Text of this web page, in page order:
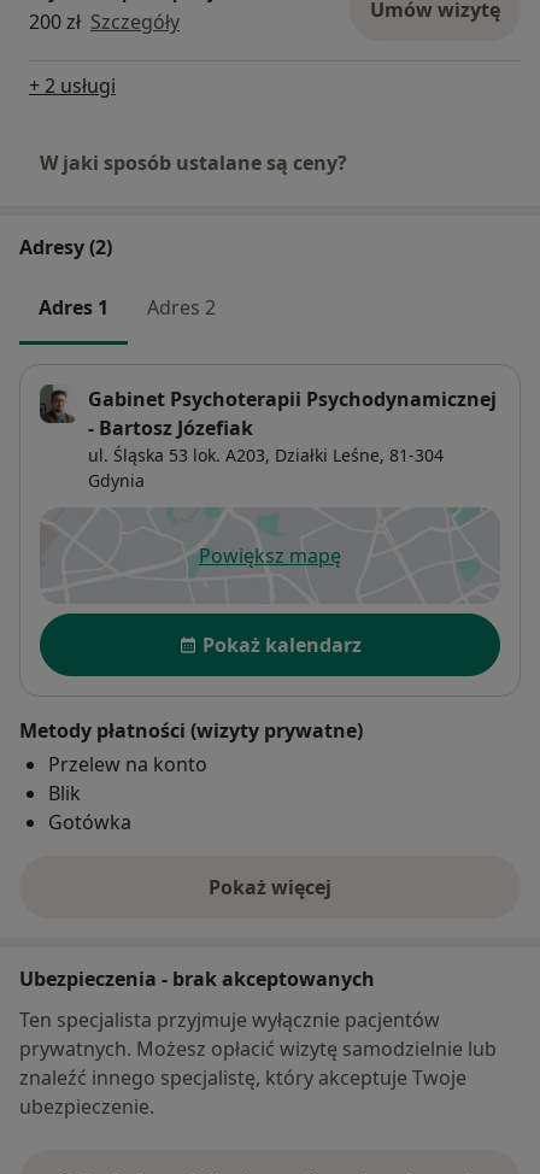
200 zł Szczegóły Umów wizytę
+ 2 usługi
W jaki sposób ustalane są ceny?
Adresy (2)
Adres 1 Adres 2
Gabinet Psychoterapii Psychodynamicznej
- Bartosz Józefiak
ul. Śląska 53 lok. A203, Działki Leśne, 81-304
Gdynia
Powiększ mapęotwiera się w nowej karcie
Dostępność
Pokaż kalendarz
Metody płatności (wizyty prywatne)
Przelew na konto
Blik
Gotówka
Pokaż więcej
o adresie
Ubezpieczenia - brak akceptowanych
Ten specjalista przyjmuje wyłącznie pacjentów
prywatnych. Możesz opłacić wizytę samodzielnie lub
znaleźć innego specjalistę, który akceptuje Twoje
ubezpieczenie.